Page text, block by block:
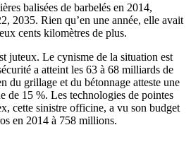
balisées de barbelés en 2014,
2035. Rien qu’en une année, elle avait
cents kilomètres de plus.
juteux. Le cynisme de la situation est
a atteint les 63 à 68 milliards de
du grillage et du bétonnage atteste une
de 15 %. Les technologies de pointes
cette sinistre officine, a vu son budget
en 2014 à 758 millions.